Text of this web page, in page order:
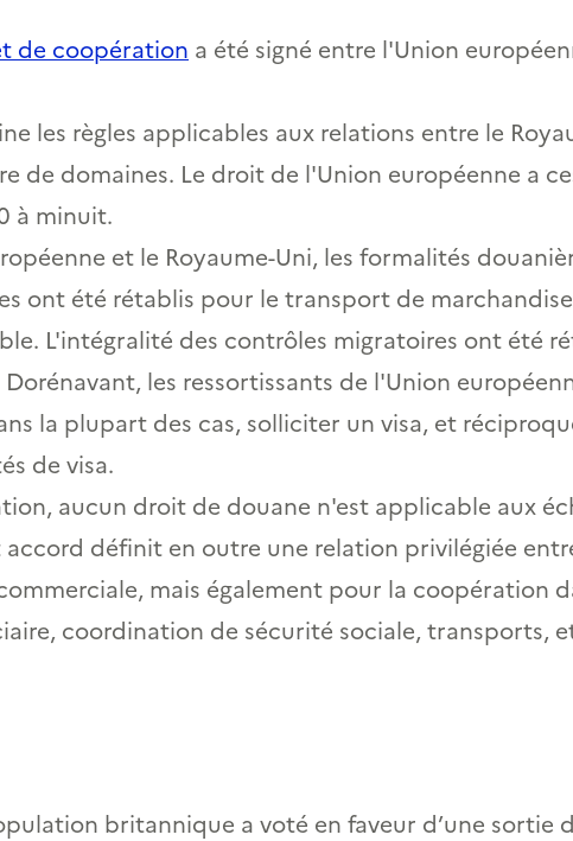
de coopération a été signé entre l'Union
les règles applicables aux relations entre le
de domaines. Le droit de l'Union européenne a
à minuit.
et le Royaume-Uni, les formalités
ont été rétablis pour le transport de
L'intégralité des contrôles migratoires ont été
les ressortissants de l'Union
la plupart des cas, solliciter un visa, et
de visa.
aucun droit de douane n'est applicable aux
définit en outre une relation privilégiée
mais également pour la coopération
coordination de sécurité sociale, transports,
britannique a voté en faveur d’une sortie